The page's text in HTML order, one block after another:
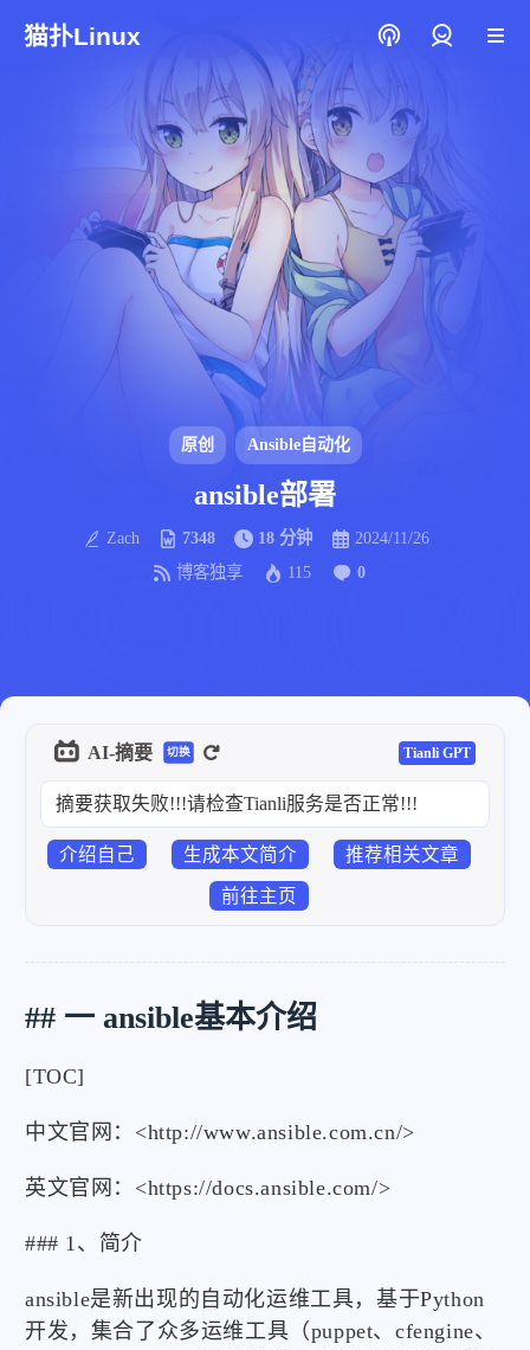
猫扑Linux
登录
原创 Ansible自动化
ansible部署
Zach 7348 18 分钟
2024/11/26
博客独享
115 0
AI-摘要 切换 Tianli GPT
摘要获取失败!!!请检查Tianli服务是否正常!!!
介绍自己 生成本文简介 推荐相关文章
前往主页
## 一 ansible基本介绍
[TOC]
中文官网：<http://www.ansible.com.cn/>
英文官网：<https://docs.ansible.com/>
### 1、简介
ansible是新出现的自动化运维工具，基于Python
开发，集合了众多运维工具（puppet、cfengine、